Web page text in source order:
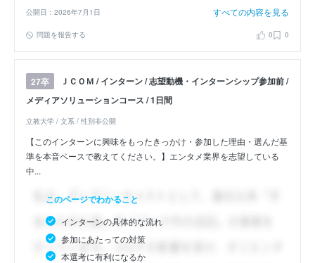
公開日：2026年7月1日 すべての内容を見る
問題を報告する 0 0
27卒
ＪＣＯＭ / インターン / 志望動機・インターンシップ参加前 /
メディアソリューションコース / 1日間
立教大学 / 文系 / 性別非公開
【このインターンに興味をもったきっかけ・参加した理由・選んだ基
準を本音ベースで教えてください。】エンタメ業界を志望している
中...
このページでわかること
インターンの具体的な流れ
参加にあたっての対策
本選考に有利になるか